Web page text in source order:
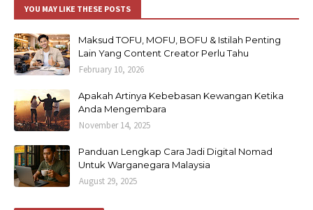
YOU MAY LIKE THESE POSTS
Maksud TOFU, MOFU, BOFU & Istilah Penting
Lain Yang Content Creator Perlu Tahu
February 10, 2026
Apakah Artinya Kebebasan Kewangan Ketika
Anda Mengembara
November 14, 2025
Panduan Lengkap Cara Jadi Digital Nomad
Untuk Warganegara Malaysia
August 29, 2025